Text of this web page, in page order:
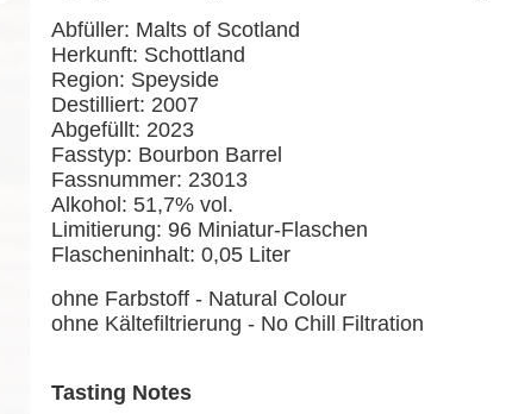
Abfüller: Malts of Scotland
Herkunft: Schottland
Region: Speyside
Destilliert: 2007
Abgefüllt: 2023
Fasstyp: Bourbon Barrel
Fassnummer: 23013
Alkohol: 51,7% vol.
Limitierung: 96 Miniatur-Flaschen
Flascheninhalt: 0,05 Liter
ohne Farbstoff - Natural Colour
ohne Kältefiltrierung - No Chill Filtration
Tasting Notes